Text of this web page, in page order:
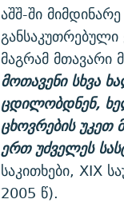
აშშ-ში
მაგრამ მთავარი
მოთავენი სხვა
ცდილობდნენ,
ცხოვრების უკეთ
ერთ უძველეს
საკითხები, XIX
2005 წ).